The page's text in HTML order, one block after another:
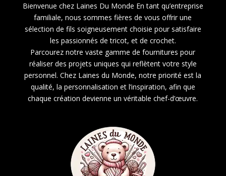
Bienvenue chez Laines Du Monde En tant qu’entreprise
familiale, nous sommes fières de vous offrir une
sélection de fils soigneusement choisie pour satisfaire
les passionnés de tricot, et de crochet.
Parcourez notre vaste gamme de fournitures pour
réaliser des projets uniques qui reflètent votre style
personnel. Chez Laines du Monde, notre priorité est la
qualité, la personnalisation et l’inspiration, afin que
chaque création devienne un véritable chef-d’œuvre.